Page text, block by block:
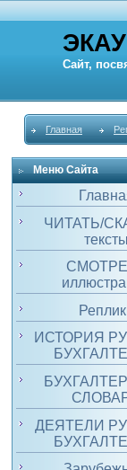
Сайт,
Главная
Меню Сайта
ЧИТАТЬ/
тексты
ИСТОРИЯ
ДЕЯТЕЛИ